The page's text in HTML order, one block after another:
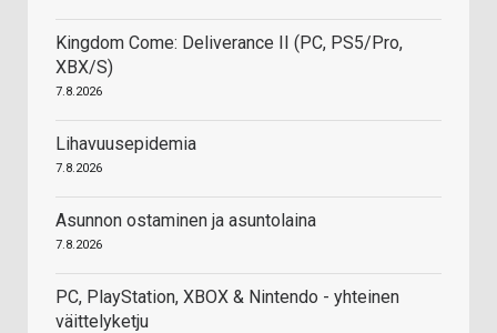
Kingdom Come: Deliverance II (PC, PS5/Pro,
XBX/S)
7.8.2026
Lihavuusepidemia
7.8.2026
Asunnon ostaminen ja asuntolaina
7.8.2026
PC, PlayStation, XBOX & Nintendo - yhteinen
väittelyketju